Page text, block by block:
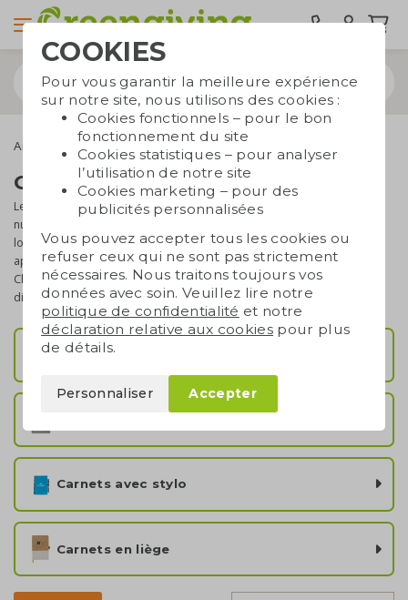
Articles de bureau carnets personnalisables
Carnets personnalisables
Les carnets restent extrêmement pratiques, même à l’ère
numérique. Profitez-en en faisant imprimer des carnets avec votre
logo pour les offrir en cadeau. Les carnets personnalisés sont très
appréciés, surtout lorsqu’ils sont fabriqués de manière durable.
Chez Greengiving, vous trouverez un large assortiment de carnets
disponibles dans divers formats, couleurs et styles.
Carnets A5/A6
Carnets avec stylo
Carnets en liège
COOKIES
Pour vous garantir la meilleure expérience
sur notre site, nous utilisons des cookies :
Cookies fonctionnels – pour le bon
fonctionnement du site
Cookies statistiques – pour analyser
l’utilisation de notre site
Cookies marketing – pour des
publicités personnalisées
Vous pouvez accepter tous les cookies ou
refuser ceux qui ne sont pas strictement
nécessaires. Nous traitons toujours vos
données avec soin. Veuillez lire notre
politique de confidentialité et notre
déclaration relative aux cookies pour plus
de détails.
Personnaliser Accepter